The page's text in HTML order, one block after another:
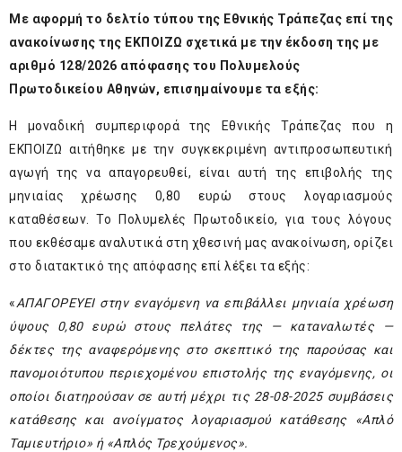
Με αφορμή το δελτίο τύπου της Εθνικής Τράπεζας επί της
ανακοίνωσης της ΕΚΠΟΙΖΩ σχετικά με την έκδοση της με
αριθμό 128/2026 απόφασης του Πολυμελούς
Πρωτοδικείου Αθηνών, επισημαίνουμε τα εξής:
Η μοναδική συμπεριφορά της Εθνικής Τράπεζας που η
ΕΚΠΟΙΖΩ αιτήθηκε με την συγκεκριμένη αντιπροσωπευτική
αγωγή της να απαγορευθεί, είναι αυτή της επιβολής της
μηνιαίας χρέωσης 0,80 ευρώ στους λογαριασμούς
καταθέσεων. Το Πολυμελές Πρωτοδικείο, για τους λόγους
που εκθέσαμε αναλυτικά στη χθεσινή μας ανακοίνωση, ορίζει
στο διατακτικό της απόφασης επί λέξει τα εξής:
«ΑΠΑΓΟΡΕΥΕΙ στην εναγόμενη να επιβάλλει μηνιαία χρέωση
ύψους 0,80 ευρώ στους πελάτες της — καταναλωτές —
δέκτες της αναφερόμενης στο σκεπτικό της παρούσας και
πανομοιότυπου περιεχομένου επιστολής της εναγόμενης, οι
οποίοι διατηρούσαν σε αυτή μέχρι τις 28-08-2025 συμβάσεις
κατάθεσης και ανοίγματος λογαριασμού κατάθεσης «Απλό
Ταμιευτήριο» ή «Απλός Τρεχούμενος».